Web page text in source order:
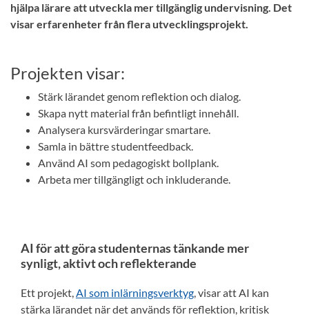
hjälpa lärare att utveckla mer tillgänglig undervisning. Det
visar erfarenheter från flera utvecklingsprojekt.
Projekten visar:
Stärk lärandet genom reflektion och dialog.
Skapa nytt material från befintligt innehåll.
Analysera kursvärderingar smartare.
Samla in bättre studentfeedback.
Använd AI som pedagogiskt bollplank.
Arbeta mer tillgängligt och inkluderande.
AI för att göra studenternas tänkande mer
synligt, aktivt och reflekterande
Ett projekt,AI som inlärningsverktyg, visar att AI kan
stärka lärandet när det används för reflektion, kritisk